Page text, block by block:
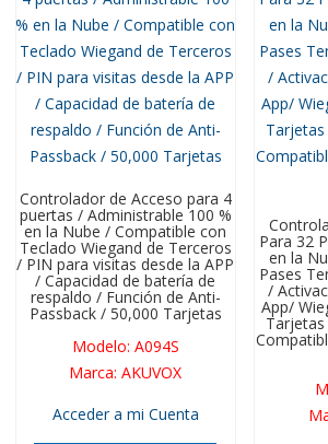
Controlador de Acceso para 4
puertas / Administrable 100 %
en la Nube / Compatible con
Teclado Wiegand de Terceros
/ PIN para visitas desde la APP
/ Capacidad de batería de
respaldo / Función de Anti-
Passback / 50,000 Tarjetas
Modelo: A094S
Marca:AKUVOX
Acceder a mi Cuenta
Para 32
en la
Pases
/
App/